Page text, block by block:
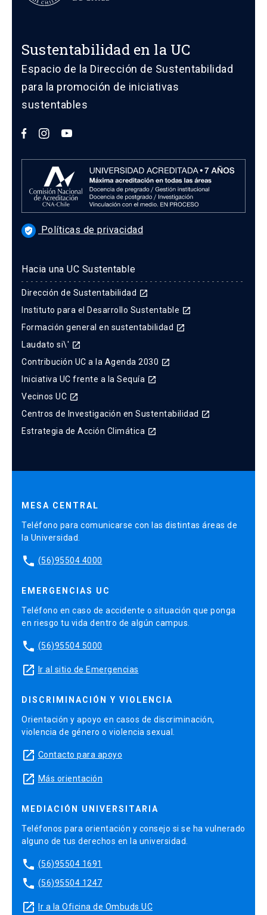
Sustentabilidad en la UC
Espacio de la Dirección de Sustentabilidad
para la promoción de iniciativas
sustentables
verified_user Políticas de privacidad
Hacia una UC Sustentable
Dirección de Sustentabilidad launch
Instituto para el Desarrollo Sustentable launch
Formación general en sustentabilidad launch
Laudato si\' launch
Contribución UC a la Agenda 2030 launch
Iniciativa UC frente a la Sequía launch
Vecinos UC launch
Centros de Investigación en Sustentabilidad launch
Estrategia de Acción Climática launch
MESA CENTRAL
Teléfono para comunicarse con las distintas áreas de
la Universidad.
phone (56)95504 4000
EMERGENCIAS UC
Teléfono en caso de accidente o situación que ponga
en riesgo tu vida dentro de algún campus.
phone (56)95504 5000
launch Ir al sitio de Emergencias
DISCRIMINACIÓN Y VIOLENCIA
Orientación y apoyo en casos de discriminación,
violencia de género o violencia sexual.
launch Contacto para apoyo
launch Más orientación
MEDIACIÓN UNIVERSITARIA
Teléfonos para orientación y consejo si se ha vulnerado
alguno de tus derechos en la universidad.
phone (56)95504 1691
phone (56)95504 1247
launch Ir a la Oficina de Ombuds UC